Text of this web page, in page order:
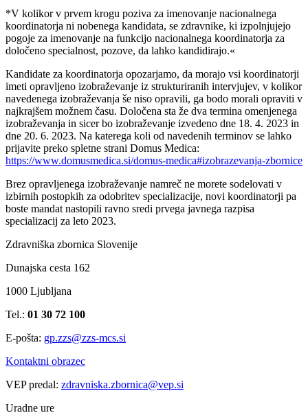
*V kolikor v prvem krogu poziva za imenovanje nacionalnega
koordinatorja ni nobenega kandidata, se zdravnike, ki izpolnjujejo
pogoje za imenovanje na funkcijo nacionalnega koordinatorja za
določeno specialnost, pozove, da lahko kandidirajo.«
Kandidate za koordinatorja opozarjamo, da morajo vsi koordinatorji
imeti opravljeno izobraževanje iz strukturiranih intervjujev, v kolikor
navedenega izobraževanja še niso opravili, ga bodo morali opraviti v
najkrajšem možnem času. Določena sta že dva termina omenjenega
izobraževanja in sicer bo izobraževanje izvedeno dne 18. 4. 2023 in
dne 20. 6. 2023. Na katerega koli od navedenih terminov se lahko
prijavite preko spletne strani Domus Medica:
https://www.domusmedica.si/domus-medica#izobrazevanja-zbornice
Brez opravljenega izobraževanje namreč ne morete sodelovati v
izbirnih postopkih za odobritev specializacije, novi koordinatorji pa
boste mandat nastopili ravno sredi prvega javnega razpisa
specializacij za leto 2023.
Zdravniška zbornica Slovenije
Dunajska cesta 162
1000 Ljubljana
Tel.: 01 30 72 100
E-pošta: gp.zzs@zzs-mcs.si
Kontaktni obrazec
VEP predal: zdravniska.zbornica@vep.si
Uradne ure